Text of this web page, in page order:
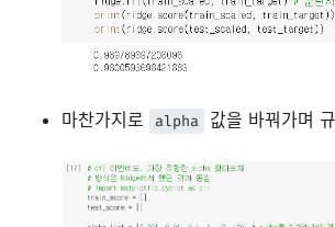
마찬가지로 alpha 값을 바꿔가며